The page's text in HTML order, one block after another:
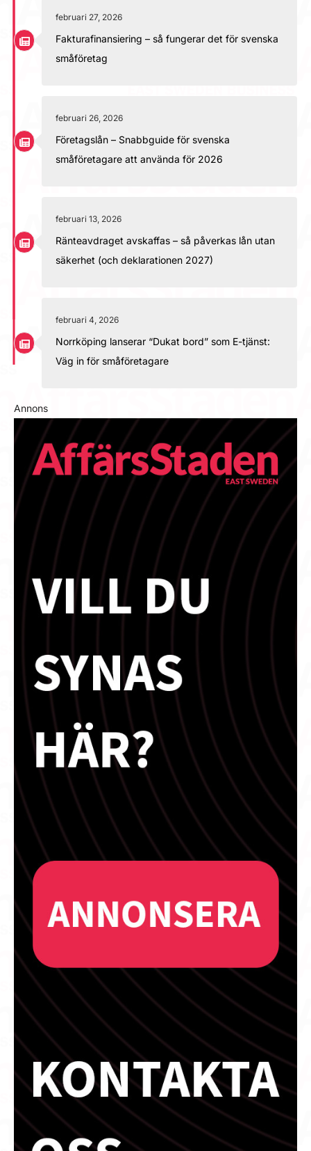
februari 27, 2026
Fakturafinansiering – så fungerar det för svenska
småföretag
februari 26, 2026
Företagslån – Snabbguide för svenska
småföretagare att använda för 2026
februari 13, 2026
Ränteavdraget avskaffas – så påverkas lån utan
säkerhet (och deklarationen 2027)
februari 4, 2026
Norrköping lanserar “Dukat bord” som E-tjänst:
Väg in för småföretagare
Annons